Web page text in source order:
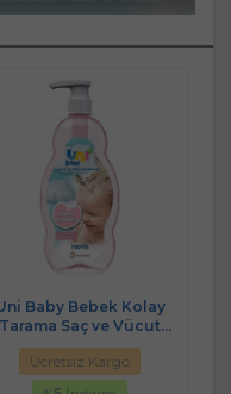
Baby Bebek Kolay
Tarama Saç ve Vücut
700ML (Pompalı)
Ücretsiz Kargo